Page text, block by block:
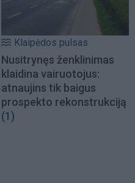
Klaipėdos pulsas
Nusitrynęs ženklinimas
klaidina vairuotojus:
atnaujins tik baigus
prospekto rekonstrukciją
(1)